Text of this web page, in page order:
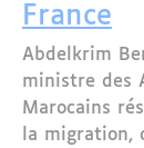
France
Abdelkrim
ministre des
Marocains
la migration,